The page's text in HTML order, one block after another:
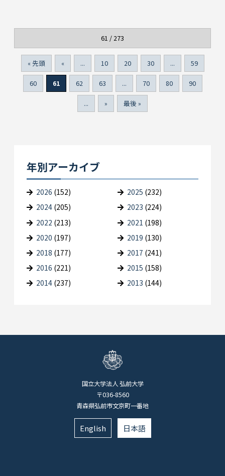
61 / 273
« 先頭 « ... 10 20 30 ... 59
60 61 62 63 ... 70 80 90
... » 最後 »
年別アーカイブ
2026 (152) 2025 (232)
2024 (205) 2023 (224)
2022 (213) 2021 (198)
2020 (197) 2019 (130)
2018 (177) 2017 (241)
2016 (221) 2015 (158)
2014 (237) 2013 (144)
国立大学法人 弘前大学
〒036-8560
青森県弘前市文京町一番地
English 日本語